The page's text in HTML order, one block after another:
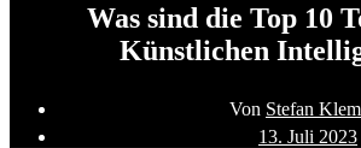
Was sind die Top 10
Künstlichen
Beitragsautor
Von Stefan
Beitragsdatum
13. Juli 2023